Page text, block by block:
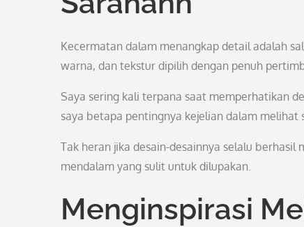
Kecermatan dalam menangkap detail adalah
warna, dan tekstur dipilih dengan penuh
Saya sering kali terpana saat memperhatikan
saya betapa pentingnya kejelian dalam
Tak heran jika desain-desainnya selalu
mendalam yang sulit untuk dilupakan.
Menginspirasi